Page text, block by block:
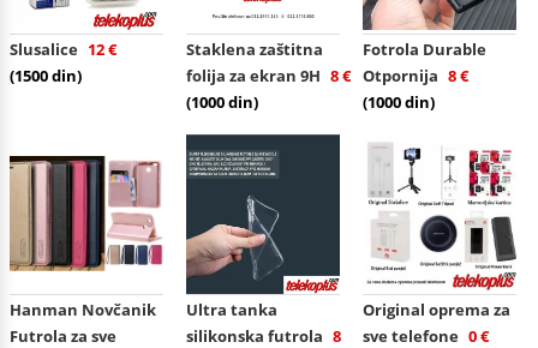
Slusalice 12 €
(1500 din)
Staklena zaštitna
folija za ekran 9H 8 €
(1000 din)
Fotrola Durable
Otpornija 8 €
(1000 din)
Hanman Novčanik
Futrola za sve
Ultra tanka
silikonska futrola 8
Original oprema za
sve telefone 0 €